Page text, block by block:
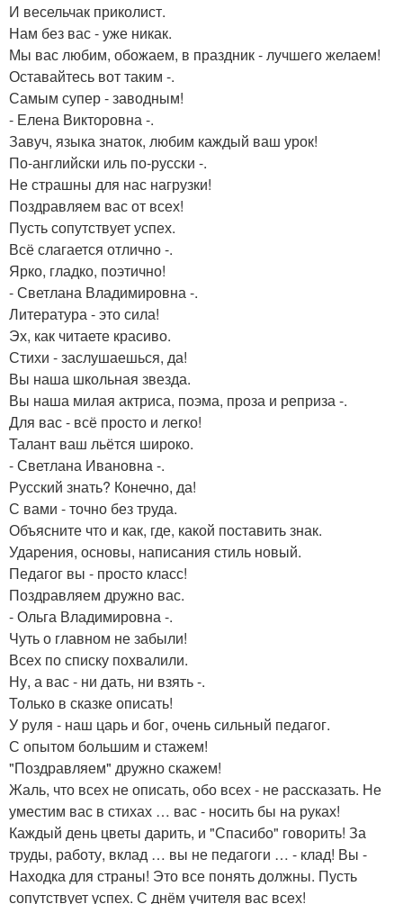
И весельчак приколист.
Нам без вас - уже никак.
Мы вас любим, обожаем, в праздник - лучшего желаем!
Оставайтесь вот таким -.
Самым супер - заводным!
- Елена Викторовна -.
Завуч, языка знаток, любим каждый ваш урок!
По-английски иль по-русски -.
Не страшны для нас нагрузки!
Поздравляем вас от всех!
Пусть сопутствует успех.
Всё слагается отлично -.
Ярко, гладко, поэтично!
- Светлана Владимировна -.
Литература - это сила!
Эх, как читаете красиво.
Стихи - заслушаешься, да!
Вы наша школьная звезда.
Вы наша милая актриса, поэма, проза и реприза -.
Для вас - всё просто и легко!
Талант ваш льётся широко.
- Светлана Ивановна -.
Русский знать? Конечно, да!
С вами - точно без труда.
Объясните что и как, где, какой поставить знак.
Ударения, основы, написания стиль новый.
Педагог вы - просто класс!
Поздравляем дружно вас.
- Ольга Владимировна -.
Чуть о главном не забыли!
Всех по списку похвалили.
Ну, а вас - ни дать, ни взять -.
Только в сказке описать!
У руля - наш царь и бог, очень сильный педагог.
С опытом большим и стажем!
"Поздравляем" дружно скажем!
Жаль, что всех не описать, обо всех - не рассказать. Не
уместим вас в стихах … вас - носить бы на руках!
Каждый день цветы дарить, и "Спасибо" говорить! За
труды, работу, вклад … вы не педагоги … - клад! Вы -
Находка для страны! Это все понять должны. Пусть
сопутствует успех. С днём учителя вас всех!